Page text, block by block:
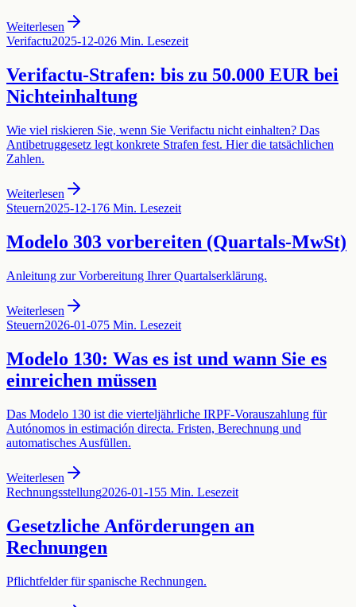
Weiterlesen
Verifactu2025-12-026 Min. Lesezeit
Verifactu-Strafen: bis zu 50.000 EUR bei
Nichteinhaltung
Wie viel riskieren Sie, wenn Sie Verifactu nicht einhalten? Das
Antibetruggesetz legt konkrete Strafen fest. Hier die tatsächlichen
Zahlen.
Weiterlesen
Steuern2025-12-176 Min. Lesezeit
Modelo 303 vorbereiten (Quartals-MwSt)
Anleitung zur Vorbereitung Ihrer Quartalserklärung.
Weiterlesen
Steuern2026-01-075 Min. Lesezeit
Modelo 130: Was es ist und wann Sie es
einreichen müssen
Das Modelo 130 ist die vierteljährliche IRPF-Vorauszahlung für
Autónomos in estimación directa. Fristen, Berechnung und
automatisches Ausfüllen.
Weiterlesen
Rechnungsstellung2026-01-155 Min. Lesezeit
Gesetzliche Anförderungen an
Rechnungen
Pflichtfelder für spanische Rechnungen.